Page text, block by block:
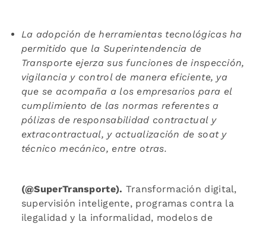
La adopción de herramientas tecnológicas ha
permitido que la Superintendencia de
Transporte ejerza sus funciones de inspección,
vigilancia y control de manera eficiente, ya
que se acompaña a los empresarios para el
cumplimiento de las normas referentes a
pólizas de responsabilidad contractual y
extracontractual, y actualización de soat y
técnico mecánico, entre otras.
(@SuperTransporte). Transformación digital,
supervisión inteligente, programas contra la
ilegalidad y la informalidad, modelos de